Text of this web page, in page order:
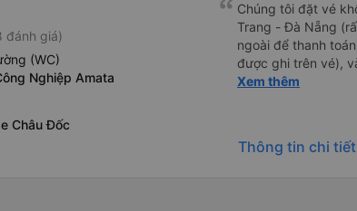
đánh giá)
(WC)
Nghiệp Amata
Châu Đốc
Chúng tôi đặt vé
Trang - Đà Nẵng
ngoài để thanh
được ghi trên vé),
tôi cũng quyết định
buýt nhỏ đến
Tôi khuyên bạn
mỏng, vì thỉnh
Xem thêm
Thông tin chi tiết